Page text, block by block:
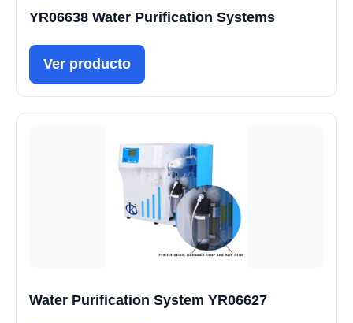
YR06638 Water Purification Systems
Ver producto
Water Purification System YR06627